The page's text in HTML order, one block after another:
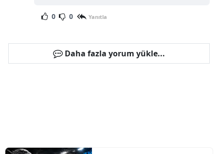
0 0 Yanıtla
Daha fazla yorum yükle...